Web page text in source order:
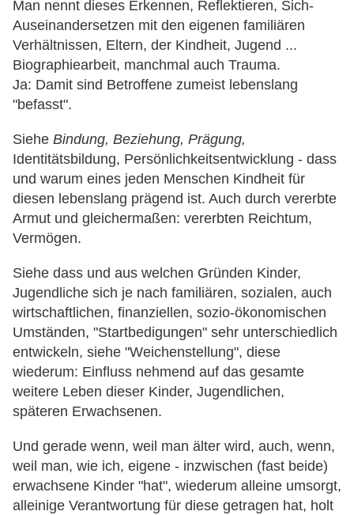
Man nennt dieses Erkennen, Reflektieren, Sich-
Auseinandersetzen mit den eigenen familiären
Verhältnissen, Eltern, der Kindheit, Jugend ...
Biographiearbeit, manchmal auch Trauma.
Ja: Damit sind Betroffene zumeist lebenslang
"befasst".
Siehe Bindung, Beziehung, Prägung,
Identitätsbildung, Persönlichkeitsentwicklung - dass
und warum eines jeden Menschen Kindheit für
diesen lebenslang prägend ist. Auch durch vererbte
Armut und gleichermaßen: vererbten Reichtum,
Vermögen.
Siehe dass und aus welchen Gründen Kinder,
Jugendliche sich je nach familiären, sozialen, auch
wirtschaftlichen, finanziellen, sozio-ökonomischen
Umständen, "Startbedigungen" sehr unterschiedlich
entwickeln, siehe "Weichenstellung", diese
wiederum: Einfluss nehmend auf das gesamte
weitere Leben dieser Kinder, Jugendlichen,
späteren Erwachsenen.
Und gerade wenn, weil man älter wird, auch, wenn,
weil man, wie ich, eigene - inzwischen (fast beide)
erwachsene Kinder "hat", wiederum alleine umsorgt,
alleinige Verantwortung für diese getragen hat, holt